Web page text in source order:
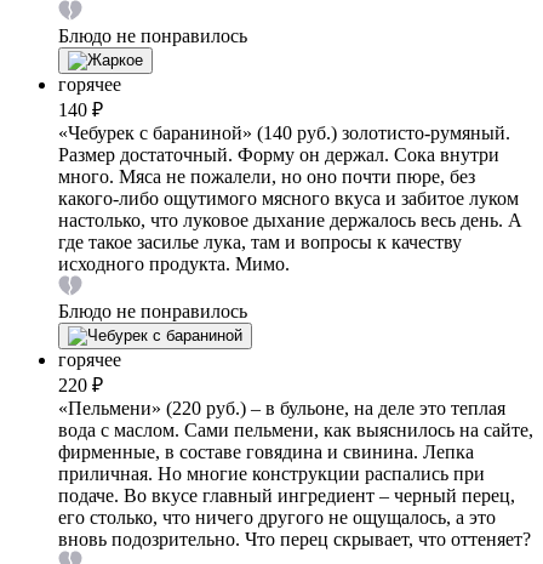
Блюдо не понравилось
горячее
140 ₽
«Чебурек с бараниной» (140 руб.) золотисто-румяный.
Размер достаточный. Форму он держал. Сока внутри
много. Мяса не пожалели, но оно почти пюре, без
какого-либо ощутимого мясного вкуса и забитое луком
настолько, что луковое дыхание держалось весь день. А
где такое засилье лука, там и вопросы к качеству
исходного продукта. Мимо.
Блюдо не понравилось
горячее
220 ₽
«Пельмени» (220 руб.) – в бульоне, на деле это теплая
вода с маслом. Сами пельмени, как выяснилось на сайте,
фирменные, в составе говядина и свинина. Лепка
приличная. Но многие конструкции распались при
подаче. Во вкусе главный ингредиент – черный перец,
его столько, что ничего другого не ощущалось, а это
вновь подозрительно. Что перец скрывает, что оттеняет?